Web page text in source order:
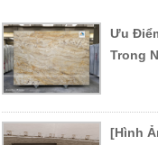
Ưu
Trong
[Hình